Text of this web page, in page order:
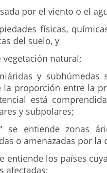
por el viento o el
físicas,
del suelo, y
natural;
y subhúmedas
la proporción entre la
está
y subpolares;
se entiende zonas
o amenazadas por la
entiende los países
afectadas;